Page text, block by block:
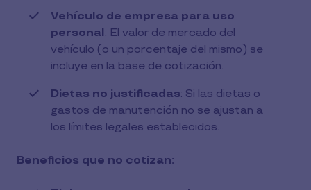
Vehículo de empresa para uso
personal: El valor de mercado del
vehículo (o un porcentaje del mismo) se
incluye en la base de cotización.
Dietas no justificadas: Si las dietas o
gastos de manutención no se ajustan a
los límites legales establecidos.
Beneficios que no cotizan: